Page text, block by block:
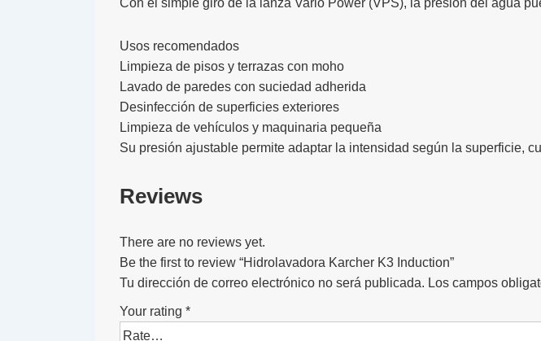
Usos recomendados
Limpieza de pisos y terrazas con moho
Lavado de paredes con suciedad adherida
Desinfección de superficies exteriores
Limpieza de vehículos y maquinaria pequeña
Su presión ajustable permite adaptar la intensidad según la superficie,
Reviews
There are no reviews yet.
Be the first to review “Hidrolavadora Karcher K3 Induction”
Tu dirección de correo electrónico no será publicada. Los campos
Your rating *